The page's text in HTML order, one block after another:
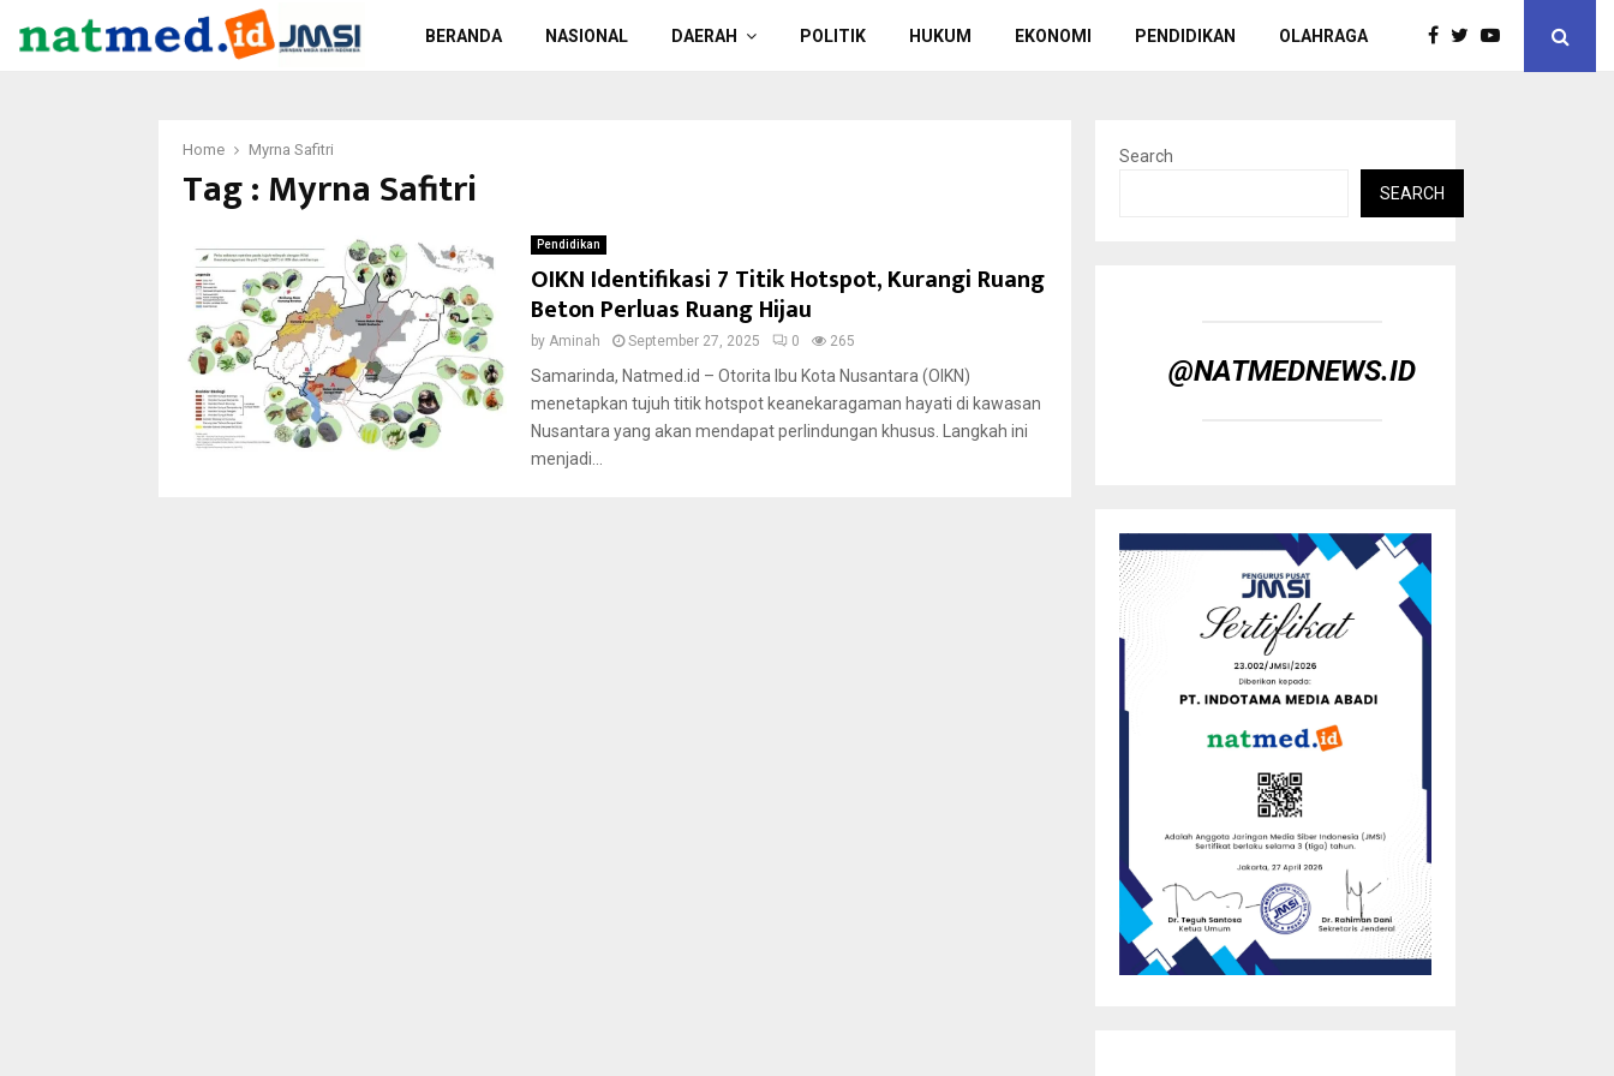
BERANDA NASIONAL DAERAH POLITIK HUKUM EKONOMI PENDIDIKAN OLAHRAGA
Home Myrna Safitri
Tag : Myrna Safitri
Pendidikan
OIKN Identifikasi 7 Titik Hotspot, Kurangi Ruang
Beton Perluas Ruang Hijau
by Aminah September 27, 2025 0 265
Samarinda, Natmed.id – Otorita Ibu Kota Nusantara (OIKN)
menetapkan tujuh titik hotspot keanekaragaman hayati di kawasan
Nusantara yang akan mendapat perlindungan khusus. Langkah ini
menjadi...
Search
SEARCH
@NATMEDNEWS.ID